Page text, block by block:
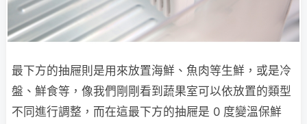
最下方的抽屜則是用來放置海鮮、魚肉等生鮮，或是冷
盤、鮮食等，像我們剛剛看到蔬果室可以依放置的類型
不同進行調整，而在這最下方的抽屜是 0 度變溫保鮮